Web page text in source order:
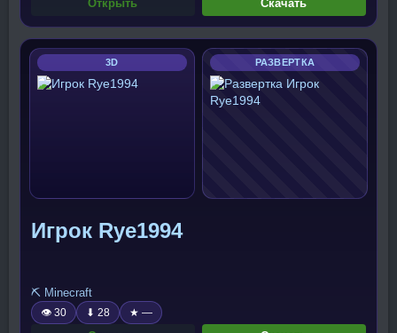
Открыть Скачать
3D РАЗВЕРТКА
Игрок Rye1994
⛏️ Minecraft
👁 30 ⬇ 28 ★ —